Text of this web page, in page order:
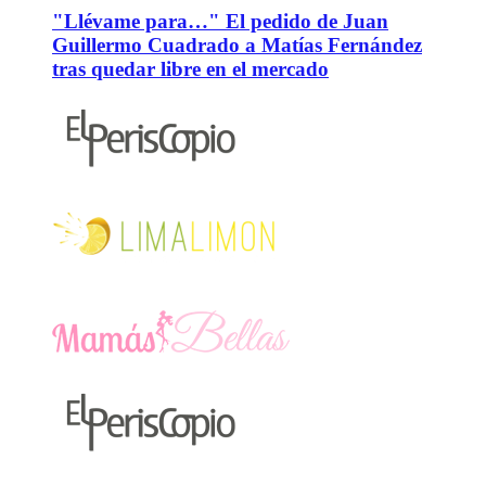
"Llévame para…" El pedido de Juan
Guillermo Cuadrado a Matías Fernández
tras quedar libre en el mercado